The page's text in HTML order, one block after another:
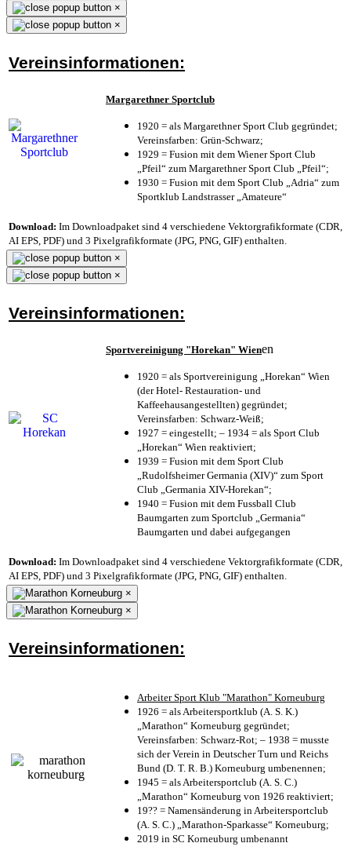
×
×
Vereinsinformationen:
Margarethner Sportclub
1920 = als Margarethner Sport Club gegründet;
Vereinsfarben: Grün-Schwarz;
1929 = Fusion mit dem Wiener Sport Club
„Pfeil“ zum Margarethner Sport Club „Pfeil“;
1930 = Fusion mit dem Sport Club „Adria“ zum
Sportklub Landstrasser „Amateure“
Download: Im Downloadpaket sind 4 verschiedene Vektorgrafikformate (CDR,
AI EPS, PDF) und 3 Pixelgrafikformate (JPG, PNG, GIF) enthalten.
×
×
Vereinsinformationen:
Sportvereinigung "Horekan" Wienen
1920 = als Sportvereinigung „Horekan“ Wien
(der Hotel- Restauration- und
Kaffeehausangestellten) gegründet;
Vereinsfarben: Schwarz-Weiß;
1927 = eingestellt; – 1934 = als Sport Club
„Horekan“ Wien reaktiviert;
1939 = Fusion mit dem Sport Club
„Rudolfsheimer Germania (XIV)“ zum Sport
Club „Germania XIV-Horekan“;
1940 = Fusion mit dem Fussball Club
Baumgarten zum Sportclub „Germania“
Baumgarten und dabei aufgegangen
Download: Im Downloadpaket sind 4 verschiedene Vektorgrafikformate (CDR,
AI EPS, PDF) und 3 Pixelgrafikformate (JPG, PNG, GIF) enthalten.
×
×
Vereinsinformationen:
Arbeiter Sport Klub "Marathon" Korneuburg
1926 = als Arbeitersportklub (A. S. K.)
„Marathon“ Korneuburg gegründet;
Vereinsfarben: Schwarz-Rot; – 1938 = musste
sich der Verein in Deutscher Turn und Reichs
Bund (D. T. R. B.) Korneuburg umbenennen;
1945 = als Arbeitersportclub (A. S. C.)
„Marathon“ Korneuburg von 1926 reaktiviert;
19?? = Namensänderung in Arbeitersportclub
(A. S. C.) „Marathon-Sparkasse“ Korneuburg;
2019 in SC Korneuburg umbenannt